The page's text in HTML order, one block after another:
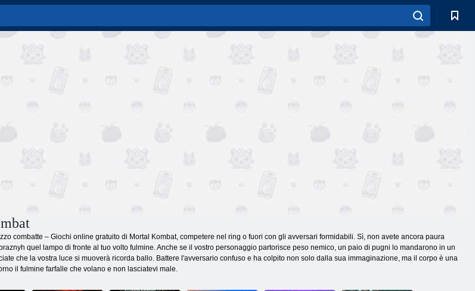
combatte – Giochi online gratuito di Mortal Kombat, competere nel ring o fuori con gli avversari formidabili. Sì, non avete ancora paura
quel lampo di fronte al tuo volto fulmine. Anche se il vostro personaggio partorisce peso nemico, un paio di pugni lo mandarono in un
che la vostra luce si muoverà ricorda ballo. Battere l'avversario confuso e ha colpito non solo dalla sua immaginazione, ma il corpo è una
il fulmine farfalle che volano e non lasciatevi male.